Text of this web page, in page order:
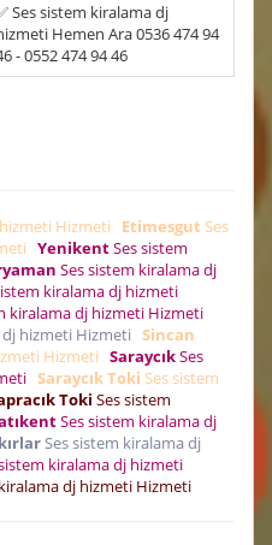
Ses sistem kiralama dj
Hemen Ara 0536 474 94
- 0552 474 94 46
Hizmeti Etimesgut Ses
YenikentSes sistem
Ses sistem kiralama dj
kiralama dj hizmeti
kiralama dj hizmeti Hizmeti
hizmeti Hizmeti Sincan
Hizmeti SaraycıkSes
Saraycık Toki Ses sistem
Toki Ses sistem
Ses sistem kiralama dj
Ses sistem kiralama dj
kiralama dj hizmeti
dj hizmeti Hizmeti